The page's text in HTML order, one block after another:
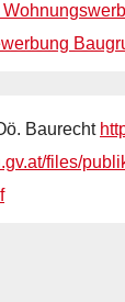
Baurecht
files/